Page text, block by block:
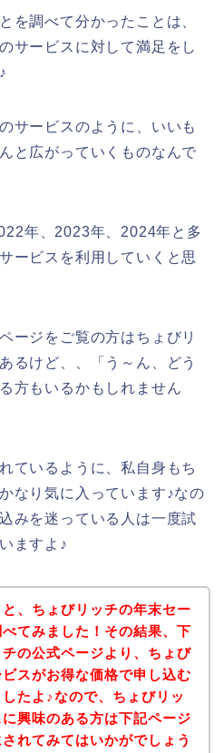
を調べて分かったことは、
サービスに対して満足をし
サービスのように、いいも
と広がっていくものなんで
年、2023年、2024年と多
ービスを利用していくと思
ージをご覧の方はちょびリ
るけど、、「う～ん、どう
方もいるかもしれません
ているように、私自身もち
なり気に入っています♪なの
みを迷っている人は一度試
ますよ♪
、ちょびリッチの年末セー
てみました！その結果、下
の公式ページより、ちょび
スがお得な価格で申し込む
たよ♪なので、ちょびリッ
興味のある方は下記ページ
れてみてはいかがでしょう